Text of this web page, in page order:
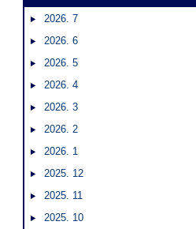
2026. 7
2026. 6
2026. 5
2026. 4
2026. 3
2026. 2
2026. 1
2025. 12
2025. 11
2025. 10